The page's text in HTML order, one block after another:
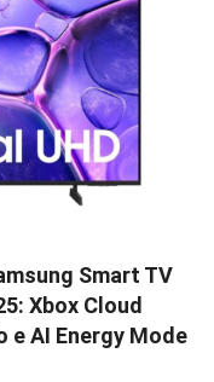
Smart TV
Xbox Cloud
e AI Energy Mode